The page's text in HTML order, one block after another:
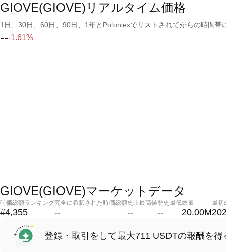
GIOVE(GIOVE)リアルタイム価格
1日、30日、60日、90日、1年とPoloniexでリストされてからの時間
---1.61%
GIOVE(GIOVE)マーケットデータ
時価総額ランキング
#4,355
完全に希釈された時価総額
--
史上最高値
--
歴史最低
--
総量
20.00M
最初
登録・取引をして最大711 USDTの報酬を得